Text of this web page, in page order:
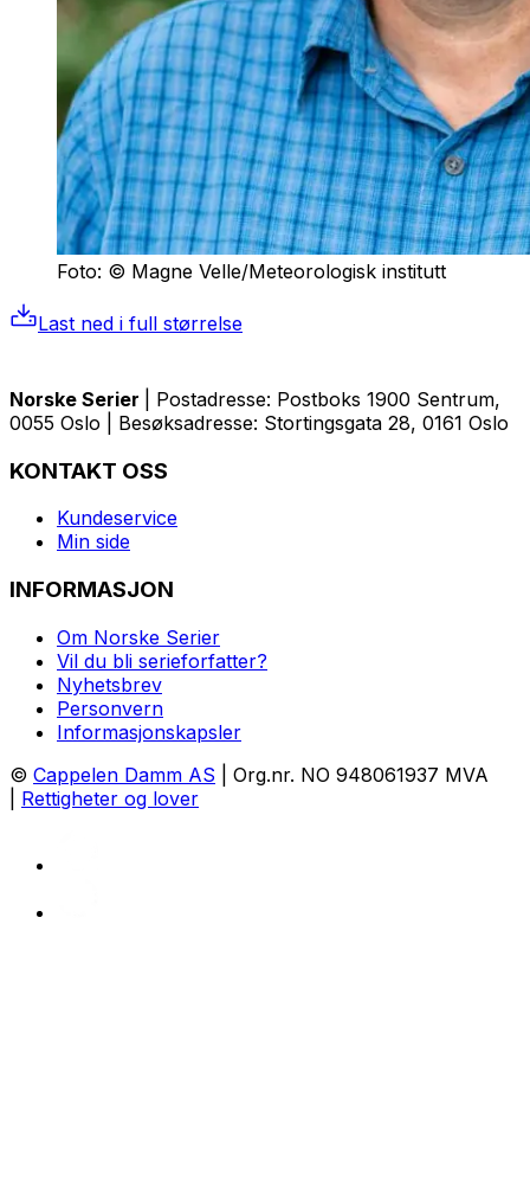
Foto: © Magne Velle/Meteorologisk institutt
Last ned i full størrelse
Norske Serier
| Postadresse: Postboks 1900 Sentrum,
0055 Oslo | Besøksadresse: Stortingsgata 28, 0161 Oslo
KONTAKT OSS
Kundeservice
Min side
INFORMASJON
Om Norske Serier
Vil du bli serieforfatter?
Nyhetsbrev
Personvern
Informasjonskapsler
© Cappelen Damm AS | Org.nr. NO 948061937 MVA
Rettigheter og lover